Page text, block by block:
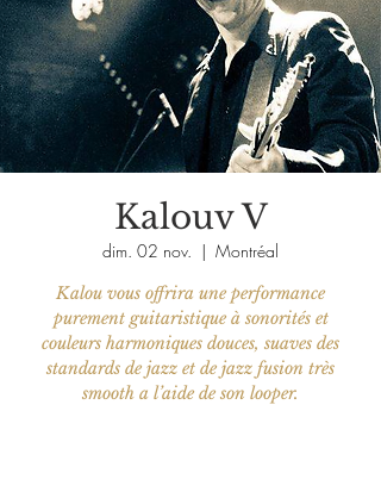
Kalouv V
dim. 02 nov.
  |
Montréal
Kalou vous offrira une performance
purement guitaristique à sonorités et
couleurs harmoniques douces, suaves des
standards de jazz et de jazz fusion très
smooth a l’aide de son looper.